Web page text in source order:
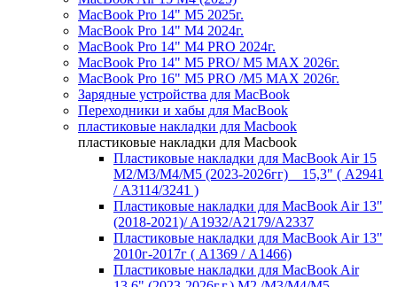
MacBook Pro 14" M5 2025г.
MacBook Pro 14" M4 2024г.
MacBook Pro 14" M4 PRO 2024г.
MacBook Pro 14" M5 PRO/ M5 MAX 2026г.
MacBook Pro 16" M5 PRO /M5 MAX 2026г.
Зарядные устройства для MacBook
Переходники и хабы для MacBook
пластиковые накладки для Macbook
пластиковые накладки для Macbook
Пластиковые накладки для MacBook Air 15
M2/M3/M4/M5 (2023-2026гг) _ 15,3" ( А2941
/ А3114/3241 )
Пластиковые накладки для MacBook Air 13"
(2018-2021)/ A1932/A2179/A2337
Пластиковые накладки для MacBook Air 13"
2010г-2017г ( А1369 / А1466)
Пластиковые накладки для MacBook Air